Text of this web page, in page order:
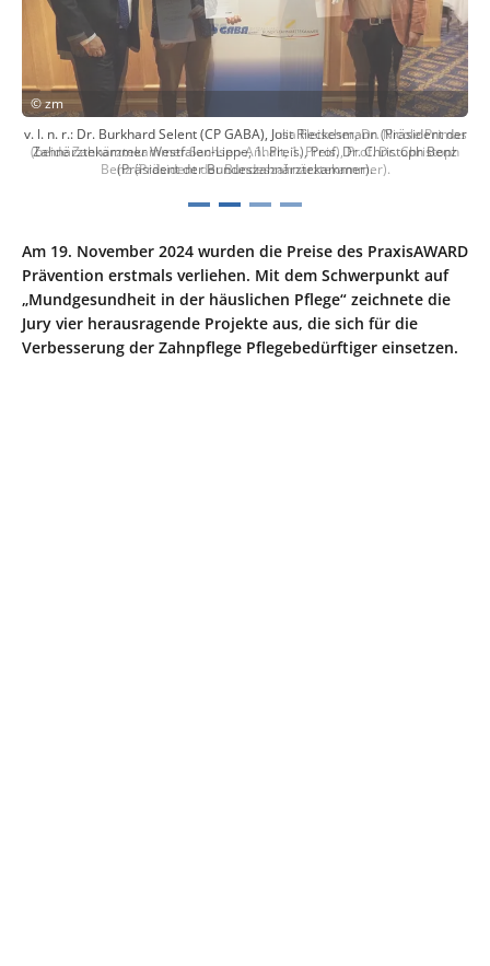
©zm
v. l. n. r.: Dr. Burkhard Selent (CP GABA), Jost Rieckesmann (Präsident der
Zahnärztekammer Westfalen-Lippe, 1. Preis), Prof. Dr. Christoph Benz
(Präsident der Bundeszahnärztekammer).
Am 19. November 2024 wurden die Preise des PraxisAWARD
Prävention erstmals verliehen. Mit dem Schwerpunkt auf
„Mundgesundheit in der häuslichen Pflege“ zeichnete die
Jury vier herausragende Projekte aus, die sich für die
Verbesserung der Zahnpflege Pflegebedürftiger einsetzen.